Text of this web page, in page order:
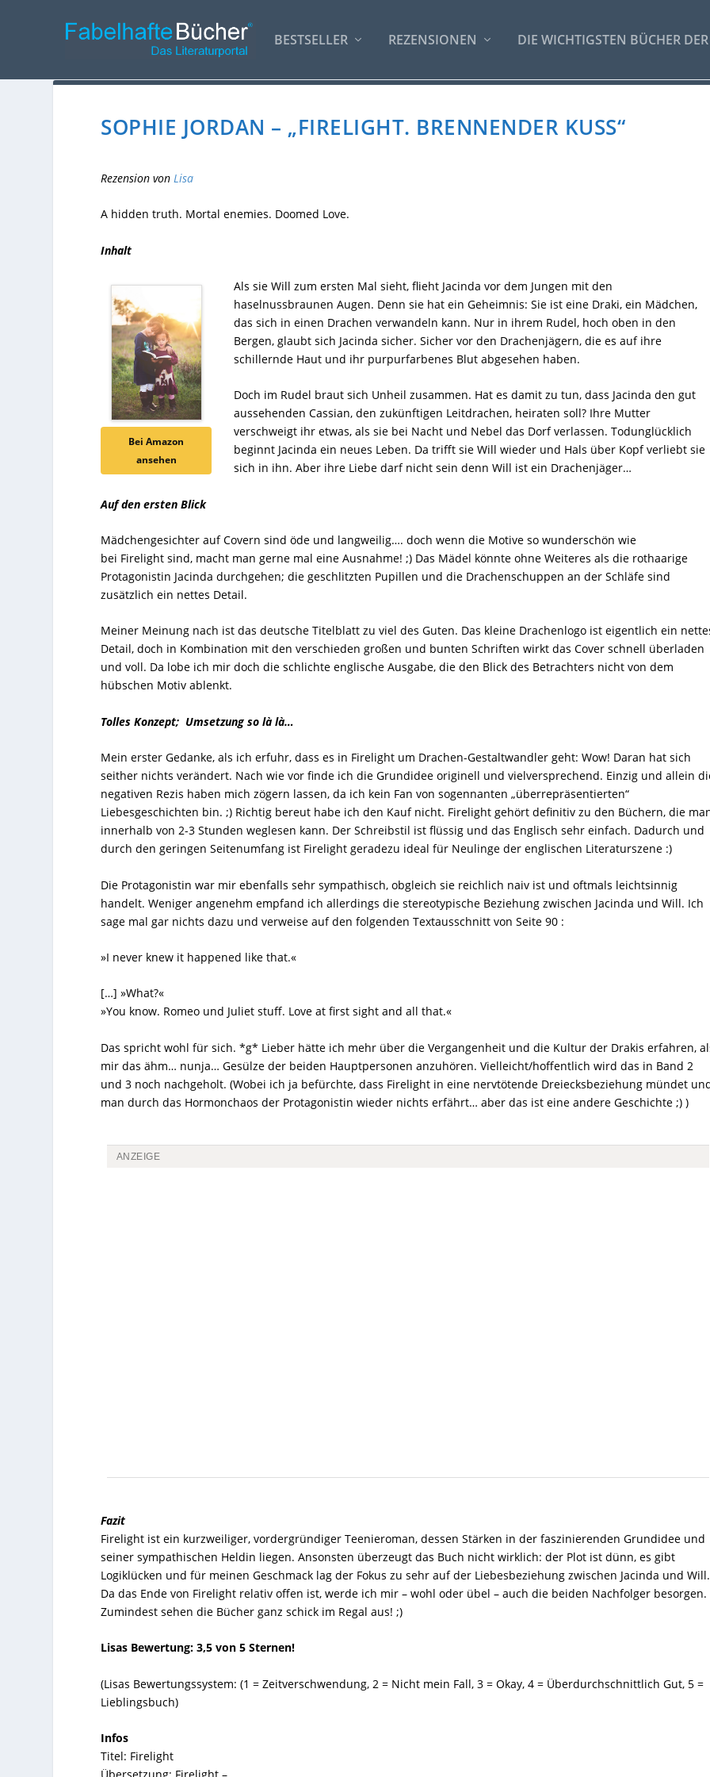
BESTSELLER REZENSIONEN DIE WICHTIGSTEN BÜCHER
SOPHIE JORDAN – „FIRELIGHT. BRENNENDER KUSS“
Rezension von Lisa
A hidden truth. Mortal enemies. Doomed Love.
Inhalt
Bei Amazon
ansehen
Als sie Will zum ersten Mal sieht, flieht Jacinda vor dem Jungen mit den
haselnussbraunen Augen. Denn sie hat ein Geheimnis: Sie ist eine Draki, ein Mädchen,
das sich in einen Drachen verwandeln kann. Nur in ihrem Rudel, hoch oben in den
Bergen, glaubt sich Jacinda sicher. Sicher vor den Drachenjägern, die es auf ihre
schillernde Haut und ihr purpurfarbenes Blut abgesehen haben.
Doch im Rudel braut sich Unheil zusammen. Hat es damit zu tun, dass Jacinda den gut
aussehenden Cassian, den zukünftigen Leitdrachen, heiraten soll? Ihre Mutter
verschweigt ihr etwas, als sie bei Nacht und Nebel das Dorf verlassen. Todunglücklich
beginnt Jacinda ein neues Leben. Da trifft sie Will wieder und Hals über Kopf verliebt sie
sich in ihn. Aber ihre Liebe darf nicht sein denn Will ist ein Drachenjäger…
Auf den ersten Blick
Mädchengesichter auf Covern sind öde und langweilig…. doch wenn die Motive so wunderschön wie
bei Firelight sind, macht man gerne mal eine Ausnahme! ;) Das Mädel könnte ohne Weiteres als die rothaarige
Protagonistin Jacinda durchgehen; die geschlitzten Pupillen und die Drachenschuppen an der Schläfe sind
zusätzlich ein nettes Detail.
Meiner Meinung nach ist das deutsche Titelblatt zu viel des Guten. Das kleine Drachenlogo ist eigentlich ein
Detail, doch in Kombination mit den verschieden großen und bunten Schriften wirkt das Cover schnell überladen
und voll. Da lobe ich mir doch die schlichte englische Ausgabe, die den Blick des Betrachters nicht von dem
hübschen Motiv ablenkt.
Tolles Konzept; Umsetzung so là là…
Mein erster Gedanke, als ich erfuhr, dass es in Firelight um Drachen-Gestaltwandler geht: Wow! Daran hat sich
seither nichts verändert. Nach wie vor finde ich die Grundidee originell und vielversprechend. Einzig und allein
negativen Rezis haben mich zögern lassen, da ich kein Fan von sogennanten „überrepräsentierten“
Liebesgeschichten bin. ;) Richtig bereut habe ich den Kauf nicht. Firelight gehört definitiv zu den Büchern, die
innerhalb von 2-3 Stunden weglesen kann. Der Schreibstil ist flüssig und das Englisch sehr einfach. Dadurch und
durch den geringen Seitenumfang ist Firelight geradezu ideal für Neulinge der englischen Literaturszene :)
Die Protagonistin war mir ebenfalls sehr sympathisch, obgleich sie reichlich naiv ist und oftmals leichtsinnig
handelt. Weniger angenehm empfand ich allerdings die stereotypische Beziehung zwischen Jacinda und Will. Ich
sage mal gar nichts dazu und verweise auf den folgenden Textausschnitt von Seite 90 :
»I never knew it happened like that.«
[…] »What?«
»You know. Romeo und Juliet stuff. Love at first sight and all that.«
Das spricht wohl für sich. *g* Lieber hätte ich mehr über die Vergangenheit und die Kultur der Drakis erfahren,
mir das ähm… nunja… Gesülze der beiden Hauptpersonen anzuhören. Vielleicht/hoffentlich wird das in Band 2
und 3 noch nachgeholt. (Wobei ich ja befürchte, dass Firelight in eine nervtötende Dreiecksbeziehung mündet
man durch das Hormonchaos der Protagonistin wieder nichts erfährt… aber das ist eine andere Geschichte ;) )
ANZEIGE
Fazit
Firelight ist ein kurzweiliger, vordergründiger Teenieroman, dessen Stärken in der faszinierenden Grundidee und
seiner sympathischen Heldin liegen. Ansonsten überzeugt das Buch nicht wirklich: der Plot ist dünn, es gibt
Logiklücken und für meinen Geschmack lag der Fokus zu sehr auf der Liebesbeziehung zwischen Jacinda und Will.
Da das Ende von Firelight relativ offen ist, werde ich mir – wohl oder übel – auch die beiden Nachfolger besorgen.
Zumindest sehen die Bücher ganz schick im Regal aus! ;)
Lisas Bewertung: 3,5 von 5 Sternen!
(Lisas Bewertungssystem: (1 = Zeitverschwendung, 2 = Nicht mein Fall,3 = Okay,4 = Überdurchschnittlich Gut, 5 =
Lieblingsbuch)
Infos
Titel: Firelight